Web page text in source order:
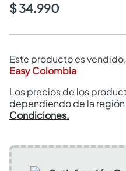
$ 34.990
Este producto es
Easy Colombia
Los precios de los
dependiendo de la región
Condiciones.